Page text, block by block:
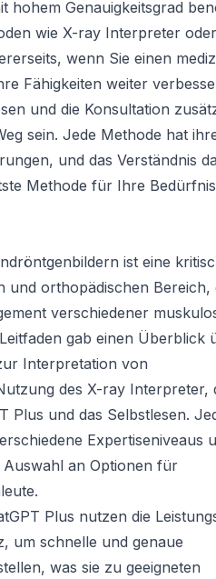
hohem Genauigkeitsgrad
wie X-ray Interpreter
wenn Sie einen
Fähigkeiten weiter
und die Konsultation
sein. Jede Methode hat
und das Verständnis
Methode für Ihre
ist eine
und orthopädischen Bereich,
verschiedener
gab einen Überblick
Interpretation von
des X-ray Interpreter,
Plus und das Selbstlesen.
Expertiseniveaus
Auswahl an Optionen für
Plus nutzen die
um schnelle und genaue
was sie zu geeigneten